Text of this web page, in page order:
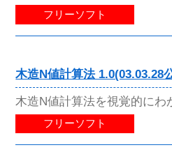
フリーソフト
木造N値計算法 1.0(03.03.28
木造N値計算法を視覚的にわ
フリーソフト